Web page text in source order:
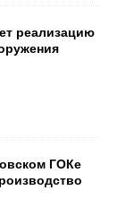
реализацию
ГОКе